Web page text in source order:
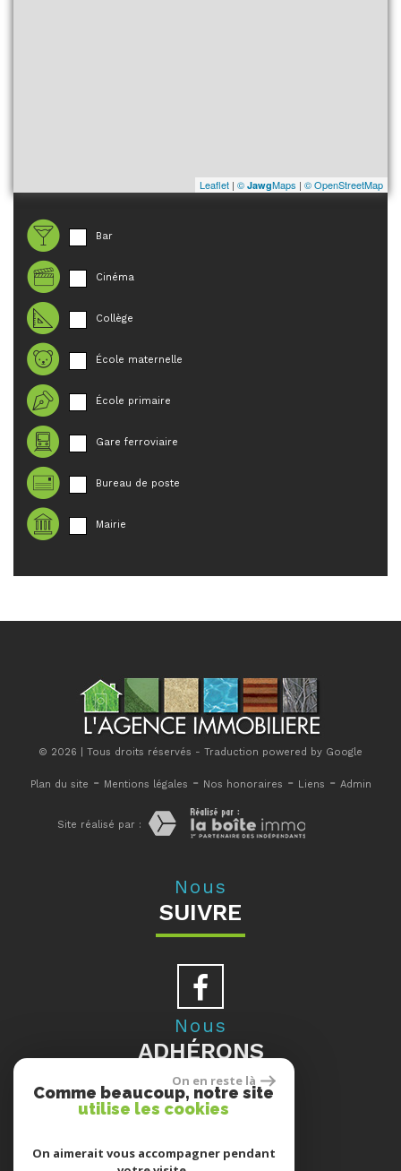
Leaflet | © JawgMaps | © OpenStreetMap
Bar
Cinéma
Collège
École maternelle
École primaire
Gare ferroviaire
Bureau de poste
Mairie
© 2026 | Tous droits réservés - Traduction powered by Google
Plan du site - Mentions légales - Nos honoraires - Liens - Admin
Site réalisé par :
Nous
SUIVRE
Nous
ADHÉRONS
Se
On en reste là
Comme beaucoup, notre site
utilise les cookies
On aimerait vous accompagner pendant